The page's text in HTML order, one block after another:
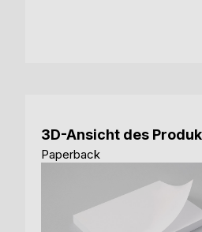
3D-Ansicht des
Paperback